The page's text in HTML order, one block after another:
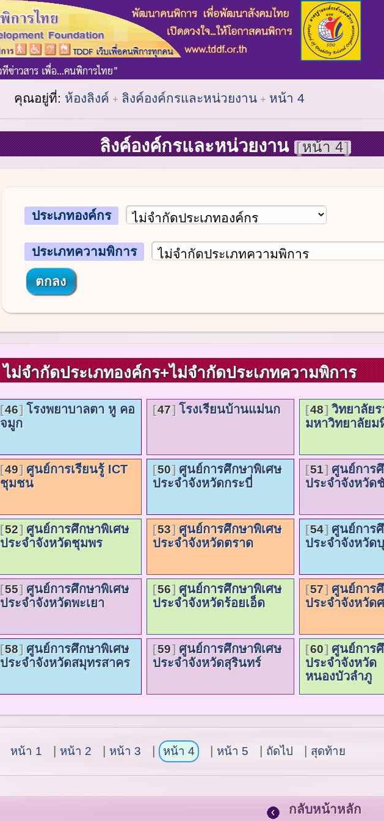
คุณอยู่ที่: ห้องลิงค์ ลิงค์องค์กรและหน่วยงาน หน้า 4
ลิงค์องค์กรและหน่วยงาน หน้า 4
ประเภทองค์กร
ประเภทความพิการ
ไม่จำกัดประเภทองค์กร+ไม่จำกัดประเภทความพิการ
46
โรงพยาบาลตา หู คอ
จมูก
47 โรงเรียนบ้านแม่นก 48
วิทยาลัย
มหาวิทยาลัยม
49
ศูนย์การเรียนรู้ ICT
ชุมชน
50
ศูนย์การศึกษาพิเศษ
ประจำจังหวัดกระบี่
51
ศูนย์การ
ประจำจังหวัด
52
ศูนย์การศึกษาพิเศษ
ประจำจังหวัดชุมพร
53
ศูนย์การศึกษาพิเศษ
ประจำจังหวัดตราด
54
ศูนย์การ
ประจำจังหวัด
55
ศูนย์การศึกษาพิเศษ
ประจำจังหวัดพะเยา
56
ศูนย์การศึกษาพิเศษ
ประจำจังหวัดร้อยเอ็ด
57
ศูนย์การ
ประจำจังหวัด
58
ศูนย์การศึกษาพิเศษ
ประจำจังหวัดสมุทรสาคร
59
ศูนย์การศึกษาพิเศษ
ประจำจังหวัดสุรินทร์
60
ศูนย์การ
ประจำจังหวัด
หนองบัวลำภู
หน้า 1 หน้า 2 หน้า 3 หน้า 4 หน้า 5 ถัดไป สุดท้าย
กลับหน้าหลัก